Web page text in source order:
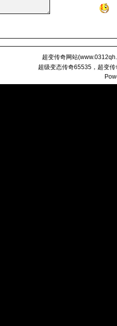
超变传奇网站(
超级变态传奇65535，超变